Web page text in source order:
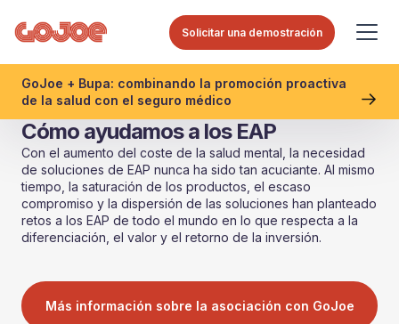
Solicitar una demostración
GoJoe + Bupa: combinando la promoción proactiva
de la salud con el seguro médico
Cómo ayudamos a los EAP
Con el aumento del coste de la salud mental, la necesidad
de soluciones de EAP nunca ha sido tan acuciante. Al mismo
tiempo, la saturación de los productos, el escaso
compromiso y la dispersión de las soluciones han planteado
retos a los EAP de todo el mundo en lo que respecta a la
diferenciación, el valor y el retorno de la inversión.
Más información sobre la asociación con GoJoe